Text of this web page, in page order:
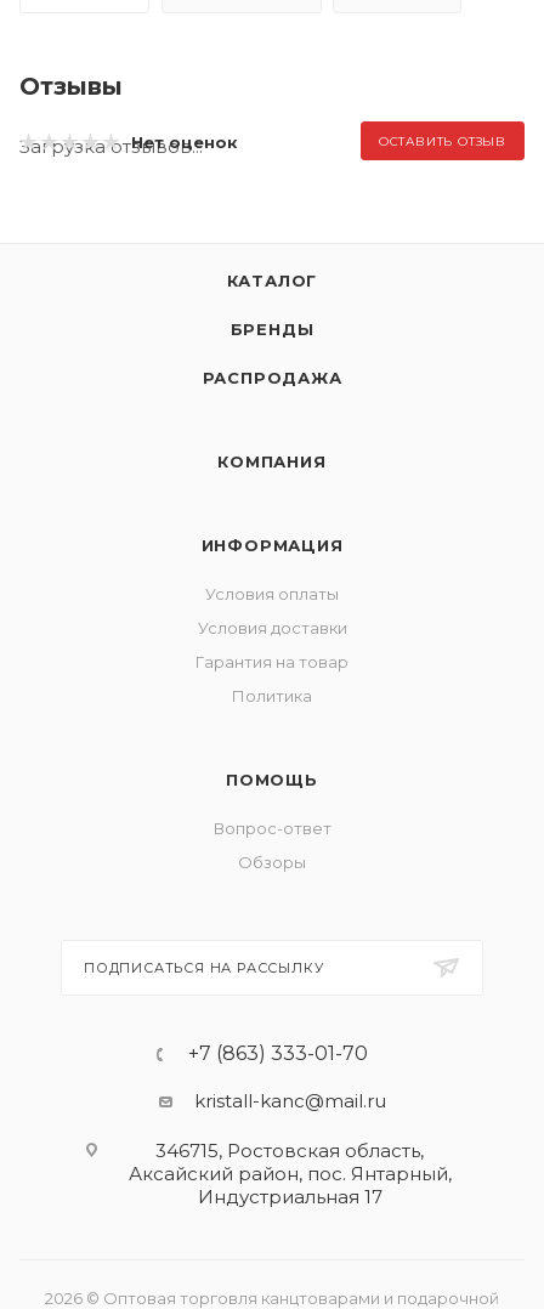
Отзывы
Нет оценок ОСТАВИТЬ ОТЗЫВ
Загрузка отзывов...
КАТАЛОГ
БРЕНДЫ
РАСПРОДАЖА
КОМПАНИЯ
ИНФОРМАЦИЯ
Условия оплаты
Условия доставки
Гарантия на товар
Политика
ПОМОЩЬ
Вопрос-ответ
Обзоры
ПОДПИСАТЬСЯ НА РАССЫЛКУ
+7 (863) 333-01-70
kristall-kanc@mail.ru
346715, Ростовская область​,
Аксайский район, пос. Янтарный,
Индустриальная 17
2026 © Оптовая торговля канцтоварами и подарочной